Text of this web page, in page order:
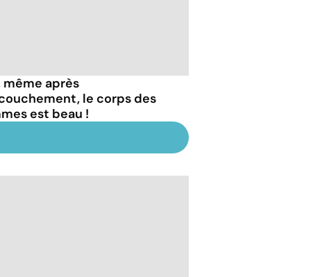
même après
le corps des
est beau !